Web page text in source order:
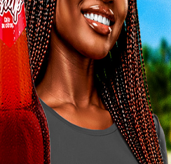
se faire vacciner et consulter
de symptômes alarmants
prendre pendant la période